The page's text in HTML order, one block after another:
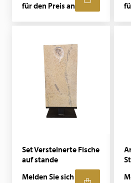
für den Preis an
Set Versteinerte Fische
auf stande
Melden Sie sich